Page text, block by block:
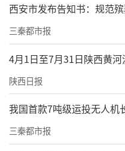
西安市发布告知书：规范
三秦都市报
4月1日至7月31日陕西黄河
陕西日报
我国首款7吨级运投无人机
三秦都市报